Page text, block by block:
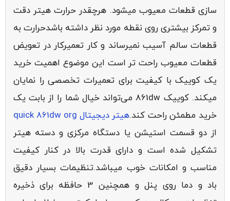
سازی قطعات معیوب میشود. هرچقدر حرارت هیتر دقت
و تمرکز بیشتری روی نقطه مورد نظر داشته باشدحرارت به
قطعات سالم آسیب نمیرساند و کار تعمیرکار در تعویض
قطعات معیوب راحت تر است این موضوع اهمیت خرید
یک کوییک با کیفیت برای تعمیرات تخصصی را نمایان
میکند. کوییک 861dw می‌تواند خیال شما را از بابت یک
خرید مطمئن راحت کند.هیتر دیجیتال quick 861dw org
از دو قسمت استیشن یا دستگاه مرکزی و دسته هیتر
تشکیل شده است و دارای قدرت بالا در کنار کیفیت
مناسب و امکانات خوب میباشد.تنظیمات بسیار دقیق
باد و دما روی پنل و همچنین 3 حافظه برای ذخیره